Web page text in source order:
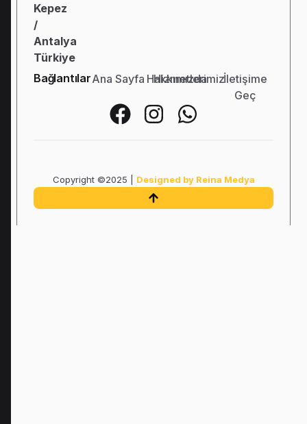
Kepez
/
Antalya
Türkiye
BağlantılarAna Sayfa Hakkımızda
Hizmetlerimizİletişime
Geç
Copyright ©2025 | Designed by Reina Medya